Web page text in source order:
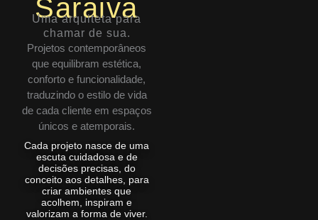
Saraiva
Uma arquiteta para
chamar de sua.
Projetos contemporâneos
que equilibram estética,
conforto e funcionalidade,
traduzindo o estilo de vida
de cada cliente em espaços
únicos e atemporais.
Cada projeto nasce de uma
escuta cuidadosa e de
decisões precisas, do
conceito aos detalhes, para
criar ambientes que
acolhem, inspiram e
valorizam a forma de viver.